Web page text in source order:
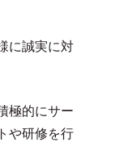
に誠実に対
極的にサー
や研修を行